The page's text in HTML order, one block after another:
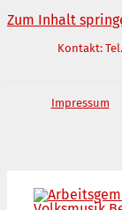
Zum Inhalt
Kontakt:
Impressum